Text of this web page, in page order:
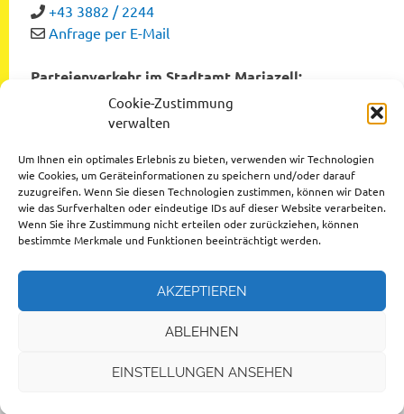
Cookie-Zustimmung
verwalten
Um Ihnen ein optimales Erlebnis zu bieten, verwenden wir Technologien
wie Cookies, um Geräteinformationen zu speichern und/oder darauf
zuzugreifen. Wenn Sie diesen Technologien zustimmen, können wir Daten
wie das Surfverhalten oder eindeutige IDs auf dieser Website verarbeiten.
Wenn Sie ihre Zustimmung nicht erteilen oder zurückziehen, können
bestimmte Merkmale und Funktionen beeinträchtigt werden.
AKZEPTIEREN
ABLEHNEN
EINSTELLUNGEN ANSEHEN
+43 3882 / 2244
Anfrage per E-Mail
Parteienverkehr im Stadtamt Mariazell:
Montag bis Freitag von 8:00 bis 12:00 Uhr
Dienstag und Donnerstag von 12:00 bis 16:00 Uhr
Datenschutzerklärung
Impressum
Design byIhr Internettischler